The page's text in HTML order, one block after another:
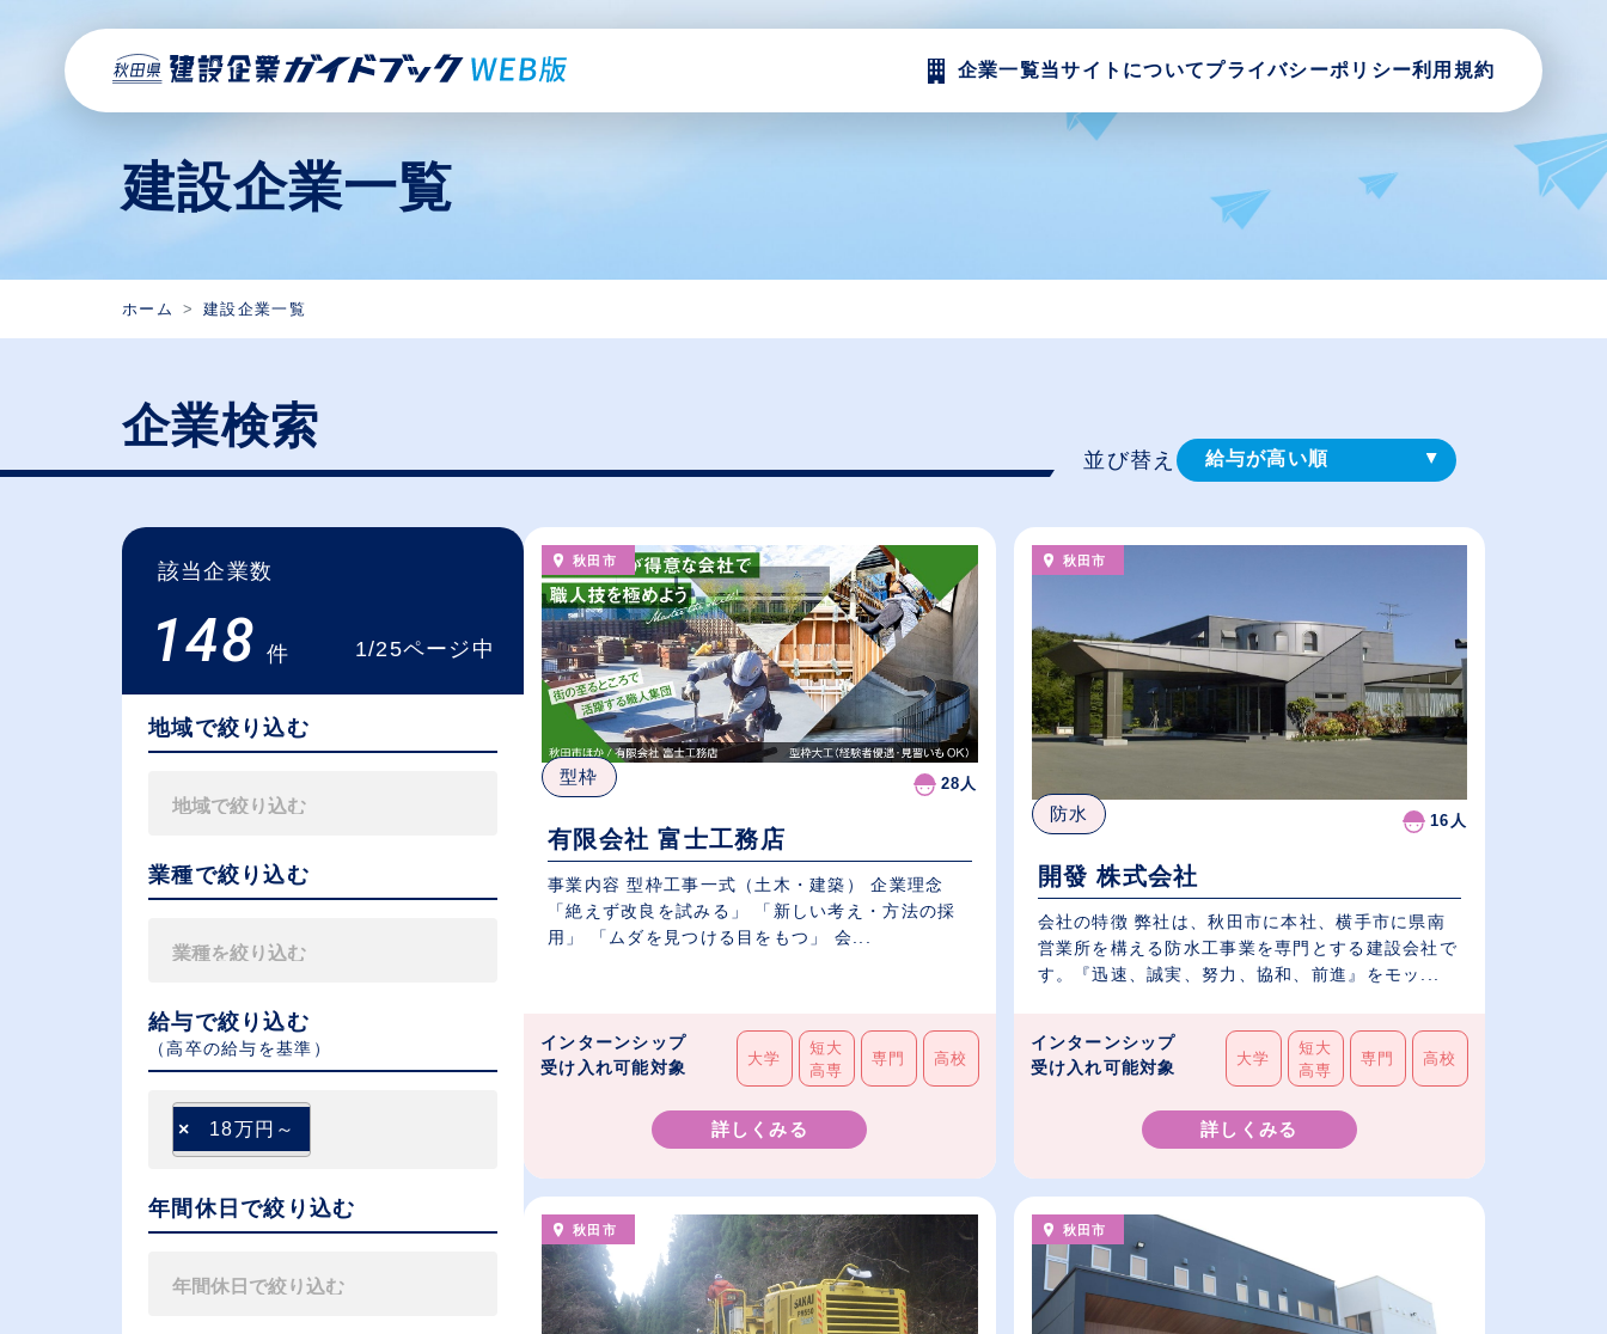
企業一覧当サイトについてプライバシーポリシー利用規約
建設企業一覧
ホーム 建設企業一覧
企業検索
該当企業数
148 件 1/25ページ中
地域で絞り込む
業種で絞り込む
給与で絞り込む
（⾼卒の給与を基準）
× 18万円～
年間休日で絞り込む
並び替え 給与が高い順
休日数が多い順
秋田市
型枠 28人
有限会社 富士工務店
事業内容 型枠工事一式（土木・建築） 企業理念
「絶えず改良を試みる」 「新しい考え・方法の採
用」 「ムダを見つける目をもつ」 会...
インターンシップ
受け入れ可能対象
大学
短大
高専
専門 高校
詳しくみる
秋田市
防水 16人
開發 株式会社
会社の特徴 弊社は、秋田市に本社、横手市に県南
営業所を構える防水工事業を専門とする建設会社で
す。『迅速、誠実、努力、協和、前進』をモッ...
インターンシップ
受け入れ可能対象
大学
短大
高専
専門 高校
詳しくみる
秋田市 秋田市